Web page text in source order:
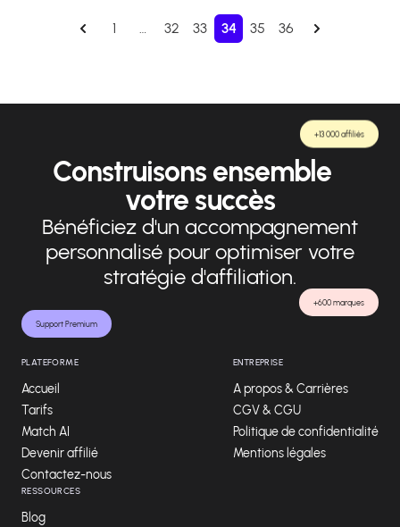
1 … 32 33 34 35 36
Support Premium
+600 marques
+13 000 affiliés
Construisons ensemble
votre succès
Bénéficiez d'un accompagnement
personnalisé pour optimiser votre
stratégie d'affiliation.
PLATEFORME
Accueil
Tarifs
Match AI
Devenir affilié
Contactez-nous
ENTREPRISE
A propos & Carrières
CGV & CGU
Politique de confidentialité
Mentions légales
RESSOURCES
Blog